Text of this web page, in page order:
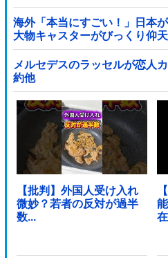
海外「本当にすごい！」日本
大物キャスターがびっくり仰天
メルセデスのラッセルが恋人
約他
【批判】外国人受け入れ
微妙？若者の反対が過半
数...